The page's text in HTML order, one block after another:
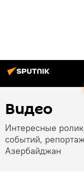
Видео
Интересные
событий,
Азербайджан